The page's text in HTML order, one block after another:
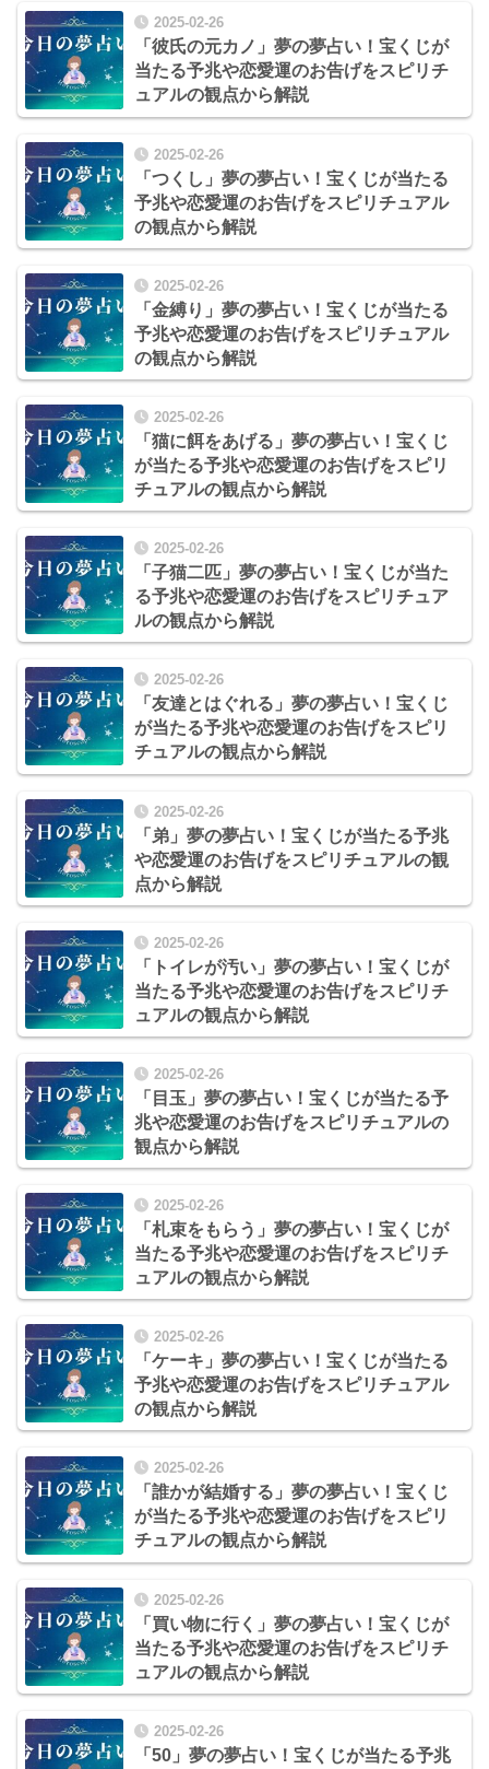
2025-02-26
「彼氏の元カノ」夢の夢占い！宝くじが
当たる予兆や恋愛運のお告げをスピリチ
ュアルの観点から解説
2025-02-26
「つくし」夢の夢占い！宝くじが当たる
予兆や恋愛運のお告げをスピリチュアル
の観点から解説
2025-02-26
「金縛り」夢の夢占い！宝くじが当たる
予兆や恋愛運のお告げをスピリチュアル
の観点から解説
2025-02-26
「猫に餌をあげる」夢の夢占い！宝くじ
が当たる予兆や恋愛運のお告げをスピリ
チュアルの観点から解説
2025-02-26
「子猫二匹」夢の夢占い！宝くじが当た
る予兆や恋愛運のお告げをスピリチュア
ルの観点から解説
2025-02-26
「友達とはぐれる」夢の夢占い！宝くじ
が当たる予兆や恋愛運のお告げをスピリ
チュアルの観点から解説
2025-02-26
「弟」夢の夢占い！宝くじが当たる予兆
や恋愛運のお告げをスピリチュアルの観
点から解説
2025-02-26
「トイレが汚い」夢の夢占い！宝くじが
当たる予兆や恋愛運のお告げをスピリチ
ュアルの観点から解説
2025-02-26
「目玉」夢の夢占い！宝くじが当たる予
兆や恋愛運のお告げをスピリチュアルの
観点から解説
2025-02-26
「札束をもらう」夢の夢占い！宝くじが
当たる予兆や恋愛運のお告げをスピリチ
ュアルの観点から解説
2025-02-26
「ケーキ」夢の夢占い！宝くじが当たる
予兆や恋愛運のお告げをスピリチュアル
の観点から解説
2025-02-26
「誰かが結婚する」夢の夢占い！宝くじ
が当たる予兆や恋愛運のお告げをスピリ
チュアルの観点から解説
2025-02-26
「買い物に行く」夢の夢占い！宝くじが
当たる予兆や恋愛運のお告げをスピリチ
ュアルの観点から解説
2025-02-26
「50」夢の夢占い！宝くじが当たる予兆